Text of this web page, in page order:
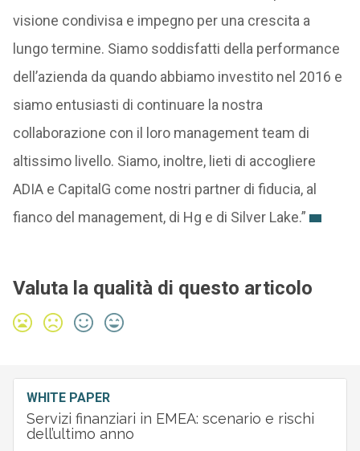
visione condivisa e impegno per una crescita a
lungo termine. Siamo soddisfatti della performance
dell’azienda da quando abbiamo investito nel 2016 e
siamo entusiasti di continuare la nostra
collaborazione con il loro management team di
altissimo livello. Siamo, inoltre, lieti di accogliere
ADIA e CapitalG come nostri partner di fiducia, al
fianco del management, di Hg e di Silver Lake.”
Valuta la qualità di questo articolo
WHITE PAPER
Servizi finanziari in EMEA: scenario e rischi
dell’ultimo anno